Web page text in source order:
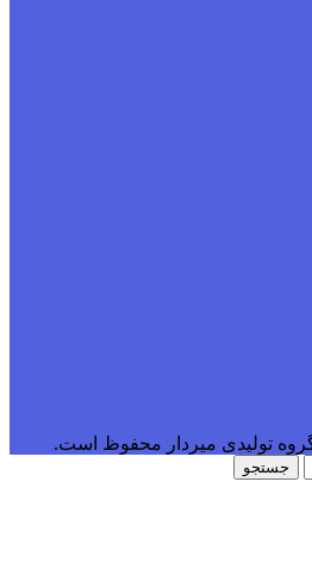
تولیدی میردار محفوظ است.
جستجو